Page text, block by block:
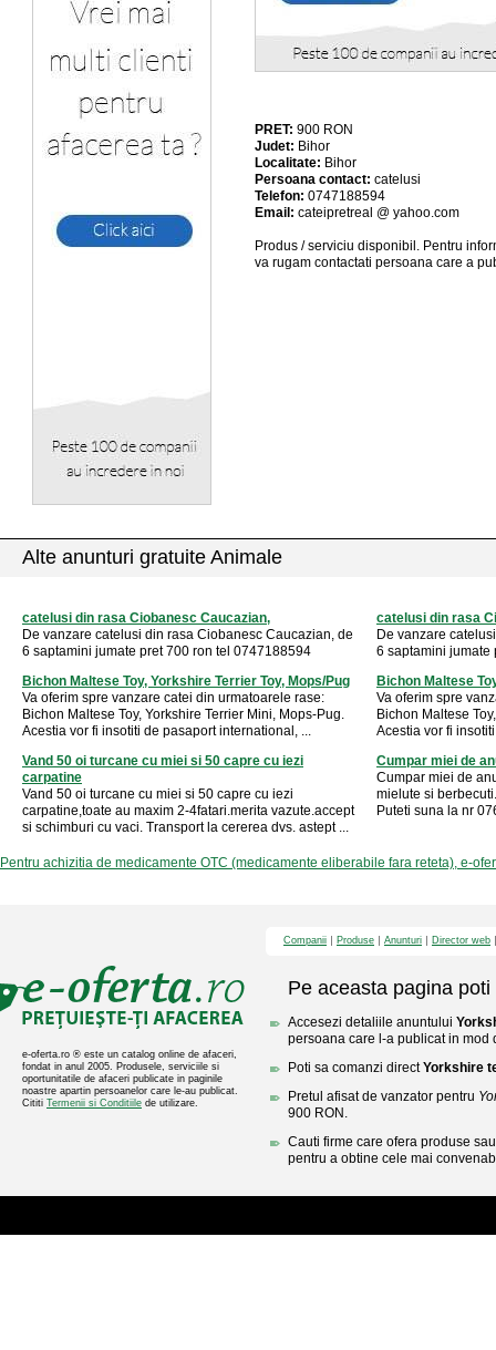
PRET: 900 RON
Judet: Bihor
Localitate: Bihor
Persoana contact: catelusi
Telefon: 0747188594
Email: cateipretreal @ yahoo.com
Produs / serviciu disponibil . Pentru
va rugam contactati persoana care a
Alte anunturi gratuite Animale
catelusi din rasa Ciobanesc Caucazian,
De vanzare catelusi din rasa Ciobanesc Caucazian, de
6 saptamini jumate pret 700 ron tel 0747188594
catelusi din rasa
De vanzare
6 saptamini jumate
Bichon Maltese Toy, Yorkshire Terrier Toy, Mops/Pug
Va oferim spre vanzare catei din urmatoarele rase:
Bichon Maltese Toy, Yorkshire Terrier Mini, Mops-Pug.
Acestia vor fi insotiti de pasaport international, ...
Bichon Maltese
Va oferim spre
Bichon Maltese
Acestia vor fi
Vand 50 oi turcane cu miei si 50 capre cu iezi
carpatine
Vand 50 oi turcane cu miei si 50 capre cu iezi
carpatine,toate au maxim 2-4fatari.merita vazute.accept
si schimburi cu vaci. Transport la cererea dvs. astept ...
Cumpar miei de
Cumpar miei de
mielute si
Puteti suna la nr
Pentru achizitia de medicamente OTC (medicamente eliberabile fara reteta), e-
e-oferta.ro ® este un catalog online de afaceri,
fondat in anul 2005. Produsele, serviciile si
oportunitatile de afaceri publicate in paginile
noastre apartin persoanelor care le-au publicat.
Cititi Termenii si Conditiile de utilizare.
Companii Produse Anunturi Director web
Pe aceasta pagina poti
Accesezi detaliile anuntului
persoana care l-a publicat in mod
Poti sa comanzi directYorkshire
Pretul afisat de vanzator pentru
900 RON.
Cauti firme care ofera produse
pentru a obtine cele mai